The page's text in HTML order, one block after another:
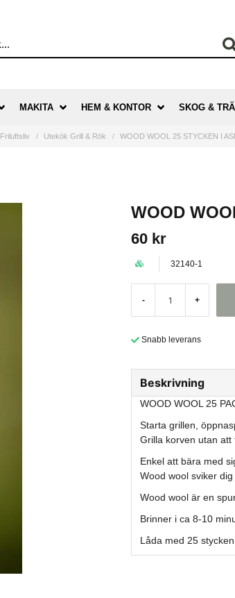
MAKITA HEM & KONTOR SKOG &
Friluftsliv Utekök Grill & Rök WOOD WOOL 25 STYCKEN I
WOOD
60 kr
32140-1
- +
Snabb leverans
Beskrivning
WOOD WOOL 25
Starta grillen,
Grilla korven utan att
Enkel att bära med
Wood wool sviker
Wood wool är en
Brinner i ca 8-10
Låda med 25 stycken.